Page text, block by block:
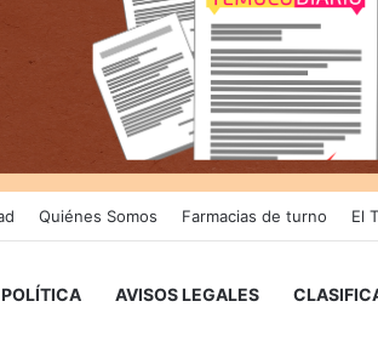
Quiénes Somos Farmacias de turno El
POLÍTICA AVISOS LEGALES